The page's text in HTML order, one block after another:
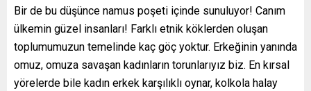
Bir de bu düşünce namus poşeti içinde sunuluyor! Canım
ülkemin güzel insanları! Farklı etnik köklerden oluşan
toplumumuzun temelinde kaç göç yoktur. Erkeğinin yanında
omuz, omuza savaşan kadınların torunlarıyız biz. En kırsal
yörelerde bile kadın erkek karşılıklı oynar, kolkola halay